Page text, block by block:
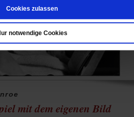
Cookies zulassen
notwendige Cookies
mit dem eigenen Bild